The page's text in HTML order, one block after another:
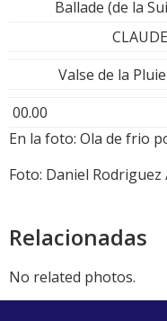
Ballade (de la
CLAUDE
Valse de la
00.00
En la foto: Ola de frio
Foto: Daniel Rodriguez
Relacionadas
No related photos.